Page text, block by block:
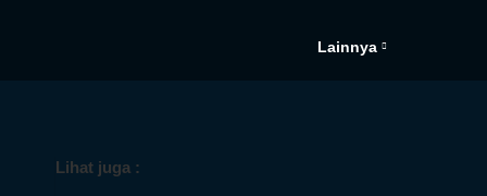
Lainnya
Lihat juga :